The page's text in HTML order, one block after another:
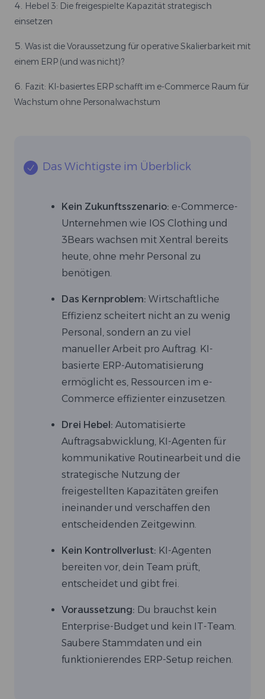
Hebel 3: Die freigespielte Kapazität strategisch
einsetzen
Was ist die Voraussetzung für operative Skalierbarkeit mit
einem ERP (und was nicht)?
Fazit: KI-basiertes ERP schafft im e-Commerce Raum für
Wachstum ohne Personalwachstum
Das Wichtigste im Überblick
Kein Zukunftsszenario: e-Commerce-
Unternehmen wie IOS Clothing und
3Bears wachsen mit Xentral bereits
heute, ohne mehr Personal zu
benötigen.
Das Kernproblem: Wirtschaftliche
Effizienz scheitert nicht an zu wenig
Personal, sondern an zu viel
manueller Arbeit pro Auftrag. KI-
basierte ERP-Automatisierung
ermöglicht es, Ressourcen im e-
Commerce effizienter einzusetzen.
Drei Hebel: Automatisierte
Auftragsabwicklung, KI-Agenten für
kommunikative Routinearbeit und die
strategische Nutzung der
freigestellten Kapazitäten greifen
ineinander und verschaffen den
entscheidenden Zeitgewinn.
Kein Kontrollverlust: KI-Agenten
bereiten vor, dein Team prüft,
entscheidet und gibt frei.
Voraussetzung: Du brauchst kein
Enterprise-Budget und kein IT-Team.
Saubere Stammdaten und ein
funktionierendes ERP-Setup reichen.